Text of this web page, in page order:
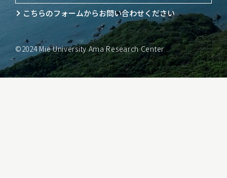
こちらのフォームからお問い合わせください
©2024 Mie University Ama Research Center